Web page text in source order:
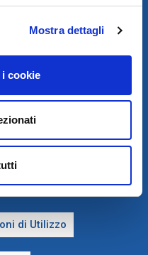
Mostra dettagli
cookie
di Utilizzo